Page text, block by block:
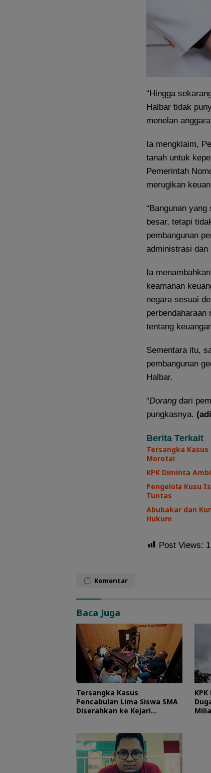
“Hingga
Halbar tidak
menelan
Ia mengklaim,
tanah untuk
Pemerintah
merugikan
“Bangunan
besar, tetapi
pembangunan
administrasi dan
Ia
keamanan
negara sesuai
perbendaharaan
tentang
Sementara itu,
pembangunan
Halbar.
“Dorangdari
pungkasnya.
Berita Terkait
Tersangka
Morotai
KPK Diminta
Pengelola Kusu
Tuntas
Abubakar dan
Hukum
Post Views:
Komentar
Baca Juga
Tersangka Kasus
Pencabulan Lima Siswa SMA
Diserahkan ke Kejari